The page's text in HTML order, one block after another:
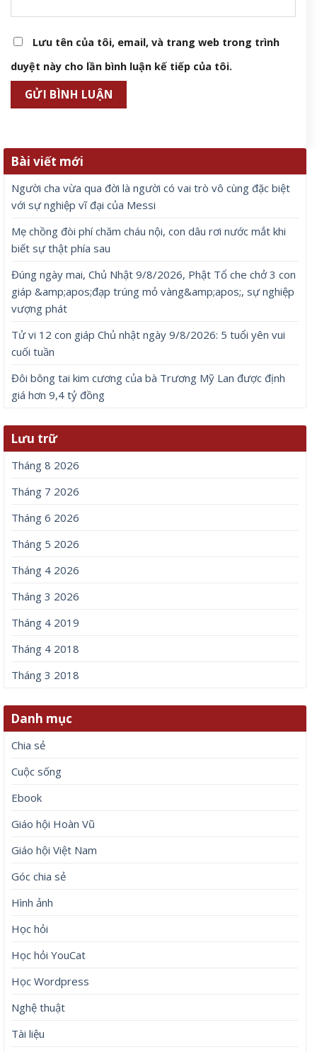
Lưu tên của tôi, email, và trang web trong trình
duyệt này cho lần bình luận kế tiếp của tôi.
Bài viết mới
Người cha vừa qua đời là người có vai trò vô cùng đặc biệt
với sự nghiệp vĩ đại của Messi
Mẹ chồng đòi phí chăm cháu nội, con dâu rơi nước mắt khi
biết sự thật phía sau
Đúng ngày mai, Chủ Nhật 9/8/2026, Phật Tổ che chở 3 con
giáp &amp;apos;đạp trúng mỏ vàng&amp;apos;, sự nghiệp
vượng phát
Tử vi 12 con giáp Chủ nhật ngày 9/8/2026: 5 tuổi yên vui
cuối tuần
Đôi bông tai kim cương của bà Trương Mỹ Lan được định
giá hơn 9,4 tỷ đồng
Lưu trữ
Tháng 8 2026
Tháng 7 2026
Tháng 6 2026
Tháng 5 2026
Tháng 4 2026
Tháng 3 2026
Tháng 4 2019
Tháng 4 2018
Tháng 3 2018
Danh mục
Chia sẻ
Cuộc sống
Ebook
Giáo hội Hoàn Vũ
Giáo hội Việt Nam
Góc chia sẻ
Hình ảnh
Học hỏi
Học hỏi YouCat
Học Wordpress
Nghệ thuật
Tài liệu